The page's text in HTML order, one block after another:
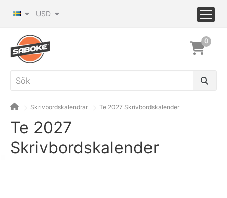
USD
0
Skrivbordskalendrar Te 2027 Skrivbordskalender
Te 2027
Skrivbordskalender